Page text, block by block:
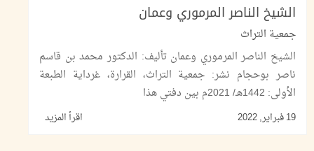
الشيخ الناصر المرموري وعمان
جمعية التراث
الشيخ الناصر المرموري وعمان تأليف: الدكتور محمد بن قاسم
ناصر بوحجام نشر: جمعية التراث، القرارة، غرداية الطبعة
الأولى: 1442هـ/ 2021م بين دفتي هذا
19 فبراير, 2022 اقرأ المزيد